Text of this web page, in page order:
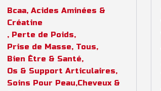
Bcaa, Acides Aminées &
Créatine
, Perte de Poids,
Prise de Masse, Tous,
Bien Être & Santé,
Os & Support Articulaires,
Soins Pour Peau,Cheveux &